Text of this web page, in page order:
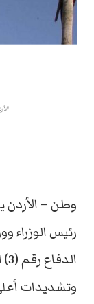
وطن –
رئيس الوزراء
وتشديدات